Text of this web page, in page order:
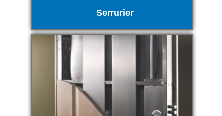
Serrurier